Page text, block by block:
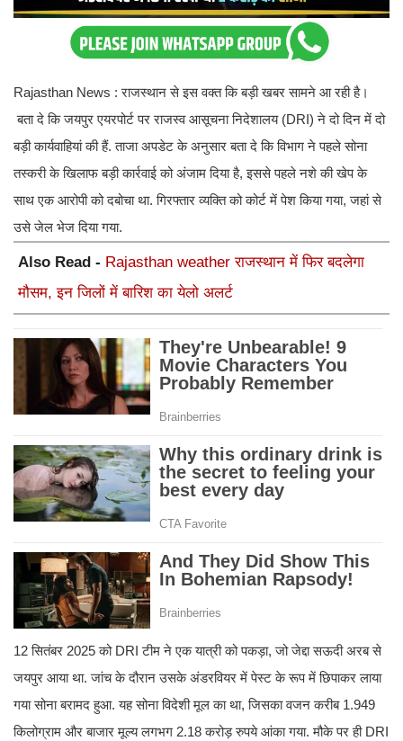
Rajasthan News : राजस्थान से इस वक्त कि बड़ी खबर सामने आ रही है।
बता दे कि जयपुर एयरपोर्ट पर राजस्व आसूचना निदेशालय (DRI) ने दो दिन में दो
बड़ी कार्यवाहियां की हैं. ताजा अपडेट के अनुसार बता दे कि विभाग ने पहले सोना
तस्करी के खिलाफ बड़ी कार्रवाई को अंजाम दिया है, इससे पहले नशे की खेप के
साथ एक आरोपी को दबोचा था. गिरफ्तार व्यक्ति को कोर्ट में पेश किया गया, जहां से
उसे जेल भेज दिया गया.
Also Read - Rajasthan weather राजस्थान में फिर बदलेगा
मौसम, इन जिलों में बारिश का येलो अलर्ट
12 सितंबर 2025 को DRI टीम ने एक यात्री को पकड़ा, जो जेद्दा सऊदी अरब से
जयपुर आया था. जांच के दौरान उसके अंडरवियर में पेस्ट के रूप में छिपाकर लाया
गया सोना बरामद हुआ. यह सोना विदेशी मूल का था, जिसका वजन करीब 1.949
किलोग्राम और बाजार मूल्य लगभग 2.18 करोड़ रुपये आंका गया. मौके पर ही DRI